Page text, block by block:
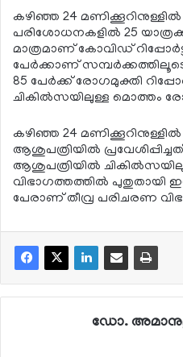
കഴിഞ്ഞ 24 മണിക്കൂറിനുള്ളില്‍
പരിശോധനകളില്‍ 25
മാത്രമാണ് കോവിഡ്
പേര്‍ക്കാണ്
85 പേര്‍ക്ക് രോഗമുക്തി
ചികില്‍സയിലുള്ള മൊത്തം
കഴിഞ്ഞ 24
ആശുപത്രിയില്‍
ആശുപത്രിയില്‍
വിഭാഗത്തത്തില്‍ പുതുതായി
പേരാണ് തീവ്ര പരിചരണ
ഡോ.